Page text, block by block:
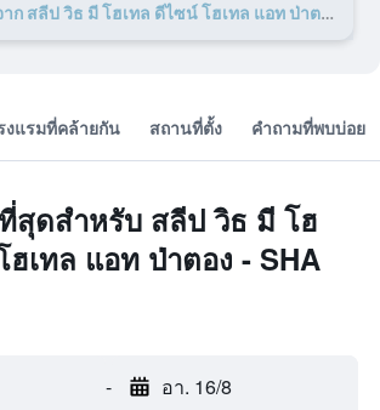
ข้อเสนอเพิ่มเติมจาก สลีป วิธ มี โฮเทล ดีไซน์ โฮเทล แอท ป่าตอง - SHA Plus 47 รายการ
งแรมที่คล้ายกัน สถานที่ตั้ง คำถามที่พบบ่อย
สุดสำหรับ สลีป วิธ มี โฮ
ฮเทล แอท ป่าตอง - SHA
- อา. 16/8